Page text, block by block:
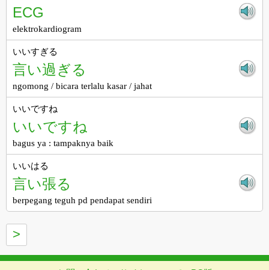
ECG
elektrokardiogram
いいすぎる
言い過ぎる
ngomong / bicara terlalu kasar / jahat
いいですね
いいですね
bagus ya : tampaknya baik
いいはる
言い張る
berpegang teguh pd pendapat sendiri
>